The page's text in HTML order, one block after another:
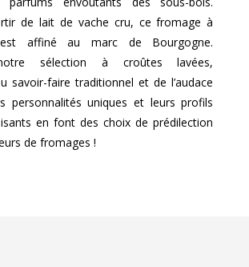
de lait de vache cru, ce fromage à
affiné au marc de Bourgogne.
sélection à croûtes lavées,
savoir-faire traditionnel et de l’audace
personnalités uniques et leurs profils
en font des choix de prédilection
de fromages !